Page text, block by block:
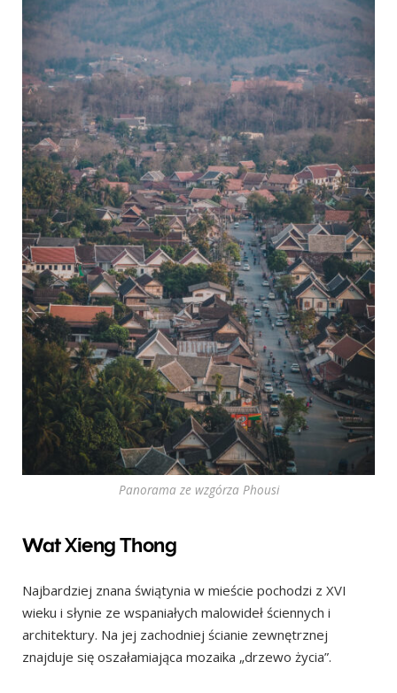
Panorama ze wzgórza Phousi
Wat Xieng Thong
Najbardziej znana świątynia w mieście pochodzi z XVI
wieku i słynie ze wspaniałych malowideł ściennych i
architektury. Na jej zachodniej ścianie zewnętrznej
znajduje się oszałamiająca mozaika „drzewo życia”.